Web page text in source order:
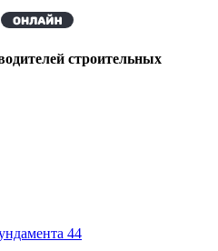
строительных
44